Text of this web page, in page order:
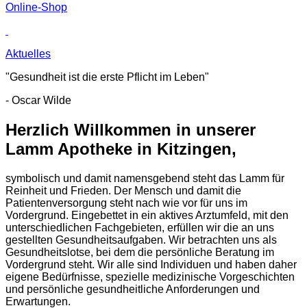
Online-Shop
Aktuelles
"Gesundheit ist die erste Pflicht im Leben"
- Oscar Wilde
Herzlich Willkommen in unserer
Lamm Apotheke in Kitzingen,
symbolisch und damit namensgebend steht das Lamm für
Reinheit und Frieden. Der Mensch und damit die
Patientenversorgung steht nach wie vor für uns im
Vordergrund. Eingebettet in ein aktives Arztumfeld, mit den
unterschiedlichen Fachgebieten, erfüllen wir die an uns
gestellten Gesundheitsaufgaben. Wir betrachten uns als
Gesundheitslotse, bei dem die persönliche Beratung im
Vordergrund steht. Wir alle sind Individuen und haben daher
eigene Bedürfnisse, spezielle medizinische Vorgeschichten
und persönliche gesundheitliche Anforderungen und
Erwartungen.